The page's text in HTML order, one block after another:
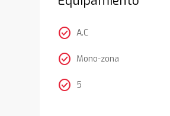
check_circle A.C
check_circle Mono-zona
check_circle 5